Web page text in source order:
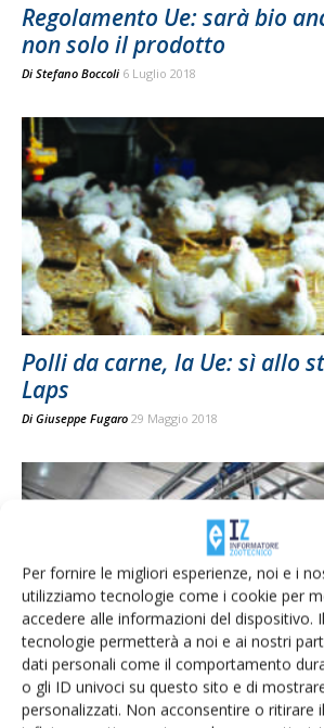
Per fornire le migliori esperienze, noi e i
utilizziamo tecnologie come i cookie per
accedere alle informazioni del dispositivo.
tecnologie permetterà a noi e ai nostri
dati personali come il comportamento
o gli ID univoci su questo sito e di
personalizzati. Non acconsentire o ritirare
Regolamento Ue: sarà bio
non solo il prodotto
Di Stefano Boccoli 6 Luglio 2018
Polli da carne, la Ue: sì allo
Laps
Di Giuseppe Fugaro 29 Maggio 2018
Quote latte: regolazione